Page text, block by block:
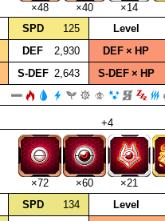
×48 ×40 ×14
SPD 125 Level
DEF 2,930 DEF × HP
S‑DEF 2,643 S‑DEF × HP
+4
×72 ×60 ×21
SPD 134 Level